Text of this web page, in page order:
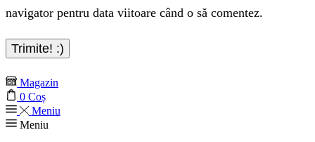
navigator pentru data viitoare când o să comentez.
Magazin
0 Coș
Meniu
Meniu